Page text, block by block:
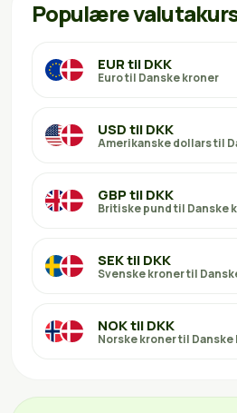
Populære
EUR til DKK
Euro til Danske kroner
USD til DKK
Amerikanske dollars til
GBP til DKK
Britiske pund til Danske
SEK til DKK
Svenske kroner til
NOK til DKK
Norske kroner til Danske